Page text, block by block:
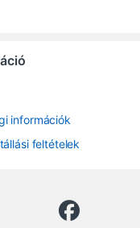
információk
feltételek